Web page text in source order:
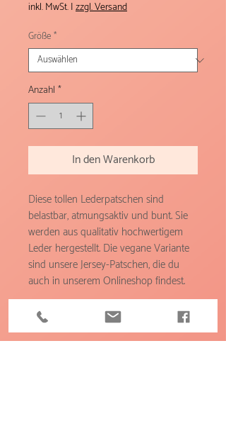
Preis
inkl. MwSt.|zzgl. Versand
Größe*
Anzahl *
In den Warenkorb
Diese tollen Lederpatschen sind
belastbar, atmungsaktiv und bunt. Sie
werden aus qualitativ hochwertigem
Leder hergestellt. Die vegane Variante
sind unsere Jersey-Patschen, die du
auch in unserem Onlineshop findest.